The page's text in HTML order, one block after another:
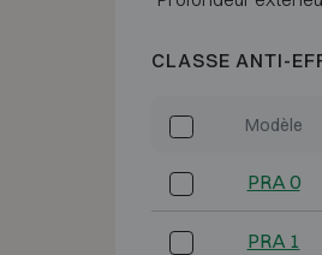
CLASSE ANTI-
Modèle
PRA 0
PRA 1